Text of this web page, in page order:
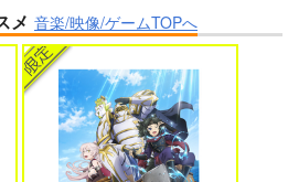
英雄戦記～ 10
異世界から来た君と共に過ごす日常
2
メ 音楽/映像/ゲームTOPへ